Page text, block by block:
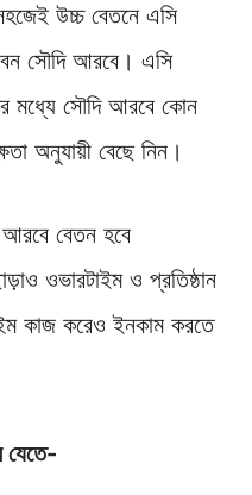
সহজেই উচ্চ বেতনে এসি
সৌদি আরবে। এসি
মধ্যে সৌদি আরবে কোন
অনুযায়ী বেছে নিন।
বেতন হবে
ওভারটাইম ও প্রতিষ্ঠান
কাজ করেও ইনকাম করতে
যেতে-